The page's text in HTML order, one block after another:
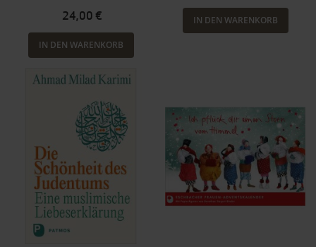
24,00 €
IN DEN WARENKORB
IN DEN WARENKORB